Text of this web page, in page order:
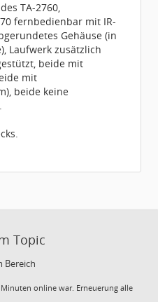
TA-2760,
fernbedienbar mit IR-
Gehäuse (in
Laufwerk zusätzlich
beide mit
mit
beide keine
Topic
Bereich
online war. Erneuerung alle